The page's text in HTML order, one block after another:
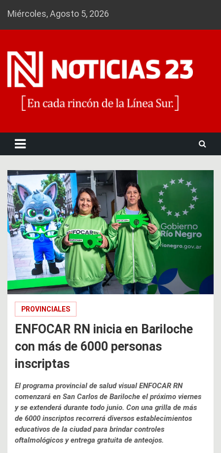
Miércoles, Agosto 5, 2026
PROVINCIALES
ENFOCAR RN inicia en Bariloche
con más de 6000 personas
inscriptas
El programa provincial de salud visual ENFOCAR RN
comenzará en San Carlos de Bariloche el próximo viernes
y se extenderá durante todo junio. Con una grilla de más
de 6000 inscriptos recorrerá diversos establecimientos
educativos de la ciudad para brindar controles
oftalmológicos y entrega gratuita de anteojos.